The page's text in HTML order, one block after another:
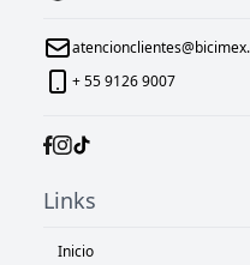
+ 55 9126 9007
Links
Inicio